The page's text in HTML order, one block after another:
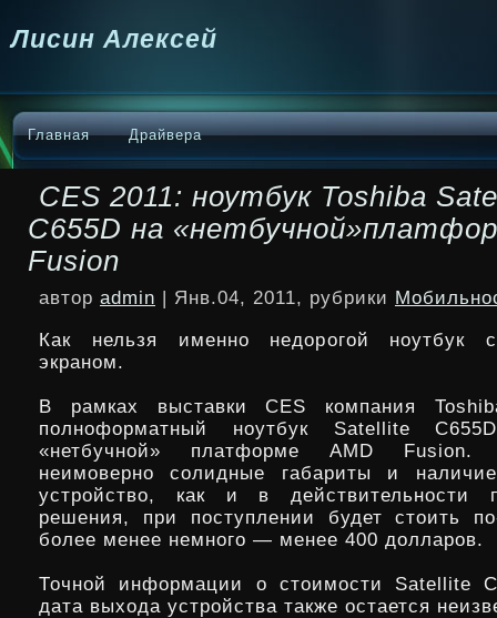
Лисин Алексей
Главная Драйвера
CES 2011: ноутбук Toshiba
C655D на
Fusion
автор admin | Янв.04, 2011, рубрики
Как нельзя именно недорогой ноутбук
экраном.
В рамках выставки CES компания
полноформатный ноутбук Satellite
«нетбучной» платформе AMD
неимоверно солидные габариты и
устройство, как и в действительности
решения, при поступлении будет стоить
более менее немного — менее 400 долларов.
Точной информации о стоимости Satellite
дата выхода устройства также остается